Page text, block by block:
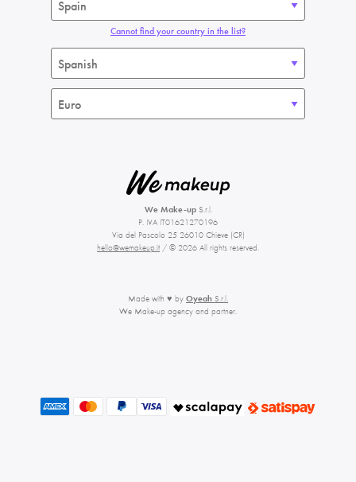
Cannot find your country in the list?
We Make-upS.r.l.
P. IVA IT01621270196
Via del Pascolo 25 26010 Chieve (CR)
hello@wemakeup.it / © 2026 All rights reserved.
Made with ♥ by Oyeah S.r.l.
We Make-up agency and partner.